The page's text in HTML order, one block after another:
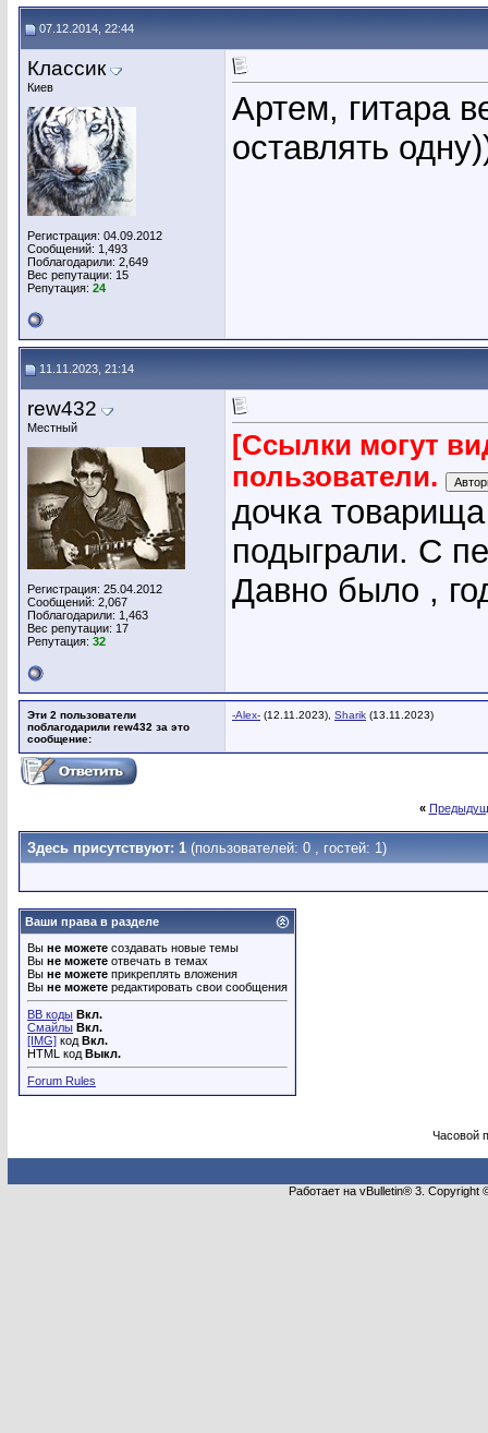
07.12.2014, 22:44
Классик
Киев
Регистрация: 04.09.2012
Сообщений: 1,493
Поблагодарили: 2,649
Вес репутации: 15
Репутация: 24
Артем, гитара
оставлять
11.11.2023, 21:14
rew432
Местный
Регистрация: 25.04.2012
Сообщений: 2,067
Поблагодарили: 1,463
Вес репутации: 17
Репутация: 32
[Ссылки могут
пользователи.
дочка
подыграли. С
Давно было ,
Эти 2 пользователи
поблагодарили rew432 за это
сообщение:
-Alex- (12.11.2023), Sharik (13.11.2023)
«
Здесь присутствуют: 1 (пользователей: 0 , гостей: 1)
Ваши права в разделе
Вы не можете создавать новые темы
Вы не можете отвечать в темах
Вы не можете прикреплять вложения
Вы не можете редактировать свои сообщения
BB коды Вкл.
Смайлы Вкл.
[IMG] код Вкл.
HTML код Выкл.
Forum Rules
Часовой
Работает на vBulletin® 3.